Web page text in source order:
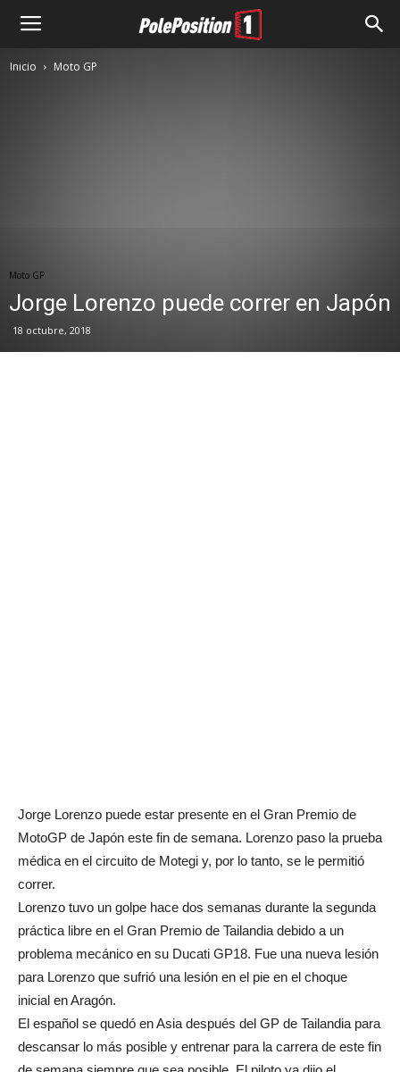
Inicio Moto GP
Moto GP
Jorge Lorenzo puede correr en Japón
18 octubre, 2018
Jorge Lorenzo puede estar presente en el Gran Premio de
MotoGP de Japón este fin de semana. Lorenzo paso la prueba
médica en el circuito de Motegi y, por lo tanto, se le permitió
correr.
Lorenzo tuvo un golpe hace dos semanas durante la segunda
práctica libre en el Gran Premio de Tailandia debido a un
problema mecánico en su Ducati GP18. Fue una nueva lesión
para Lorenzo que sufrió una lesión en el pie en el choque
inicial en Aragón.
El español se quedó en Asia después del GP de Tailandia para
descansar lo más posible y entrenar para la carrera de este fin